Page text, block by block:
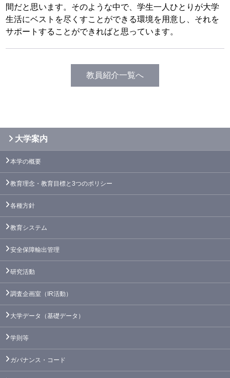
間だと思います。そのような中で、学生一人ひとりが大学
生活にベストを尽くすことができる環境を用意し、それを
サポートすることができればと思っています。
教員紹介一覧へ
大学案内
本学の概要
教育理念・教育目標と3つのポリシー
各種方針
教育システム
安全保障輸出管理
研究活動
調査企画室（IR活動）
大学データ（基礎データ）
学則等
ガバナンス・コード